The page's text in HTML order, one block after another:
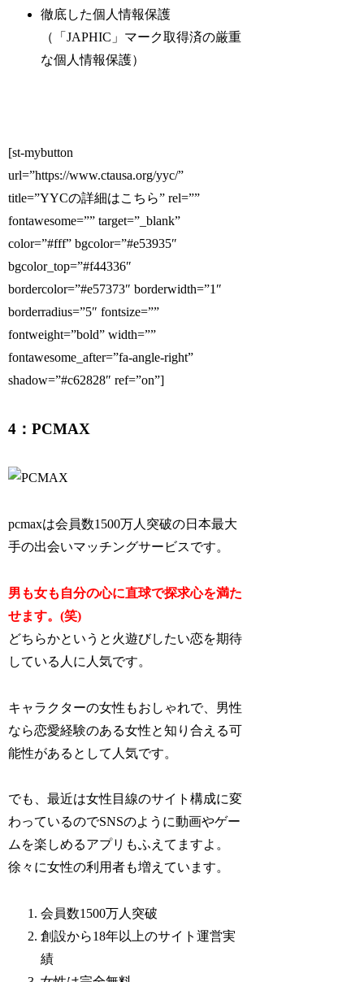
徹底した個人情報保護
（「JAPHIC」マーク取得済の厳重
な個人情報保護）
[st-mybutton
url=”https://www.ctausa.org/yyc/”
title=”YYCの詳細はこちら” rel=””
fontawesome=”” target=”_blank”
color=”#fff” bgcolor=”#e53935″
bgcolor_top=”#f44336″
bordercolor=”#e57373″ borderwidth=”1″
borderradius=”5″ fontsize=””
fontweight=”bold” width=””
fontawesome_after=”fa-angle-right”
shadow=”#c62828″ ref=”on”]
4：PCMAX
pcmaxは会員数1500万人突破の日本最大
手の出会いマッチングサービスです。
男も女も自分の心に直球で探求心を満た
せます。(笑)
どちらかというと火遊びしたい恋を期待
している人に人気です。
キャラクターの女性もおしゃれで、男性
なら恋愛経験のある女性と知り合える可
能性があるとして人気です。
でも、最近は女性目線のサイト構成に変
わっているのでSNSのように動画やゲー
ムを楽しめるアプリもふえてますよ。
徐々に女性の利用者も増えています。
会員数1500万人突破
創設から18年以上のサイト運営実
績